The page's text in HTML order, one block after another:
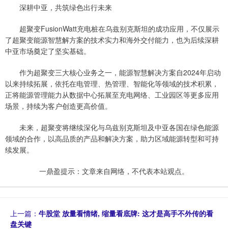
深耕中亚，共筑绿色出行未来
超聚变FusionWatt充电桩在乌兹别克斯坦的成功应用，不仅展示
了超聚变能源智慧解方案的技术实力和海外交付能力，也为后续深耕
中亚市场奠定了坚实基础。
作为超聚变三大核心业务之一，能源智慧解决方案自2024年启动
以来持续拓展，依托在电管理、热管理、智能化等领域的技术积累，
正将能源管理能力从数据中心拓展至充电网络、工业园区等更多应用
场景，持续为客户创造更高价值。
未来，超聚变将继续深化与乌兹别克斯坦及中亚各国在绿色能源
领域的合作，以高品质的产品和解决方案，助力区域能源转型和可持
续发展。
一鼎盈提示：文章来自网络，不代表本站观点。
上一篇： 牛股堂 放量看情绪, 缩量看底牌: 这才是高手不外传的看
盘关键